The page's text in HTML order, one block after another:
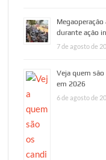
durante ação
7 de agosto de
Veja quem
em 2026
6 de agosto de